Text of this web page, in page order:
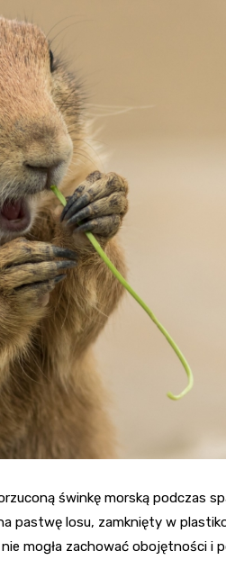
świnkę morską podczas
pastwę losu, zamknięty w
mogła zachować obojętności i